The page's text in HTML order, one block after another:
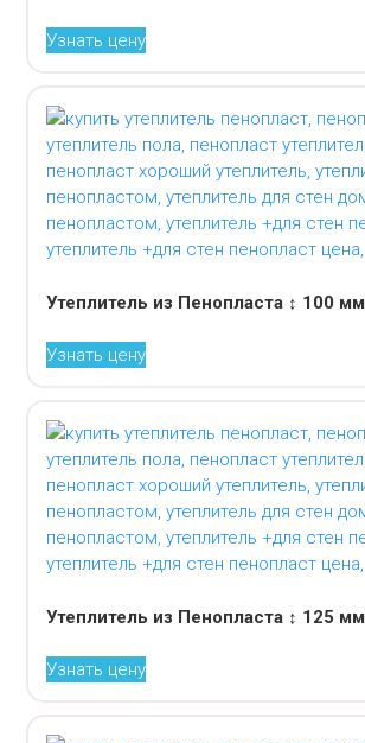
Узнать цену
Утеплитель из Пенопласта ↕ 100 мм
Узнать цену
Утеплитель из Пенопласта ↕ 125 мм
Узнать цену